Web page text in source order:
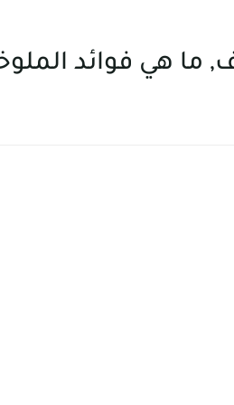
ما هي فوائد